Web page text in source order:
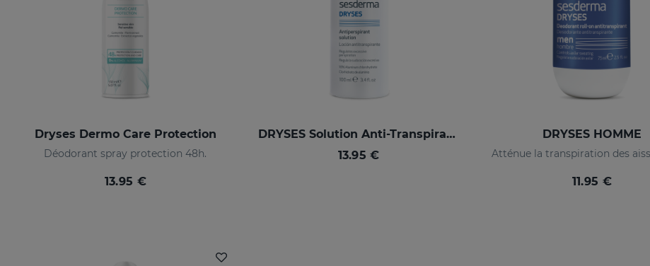
Dryses Dermo Care Protection
Déodorant spray protection 48h.
13.95 €
DRYSES Solution Anti-Transpirante
13.95 €
DRYSES HOMME
11.95 €